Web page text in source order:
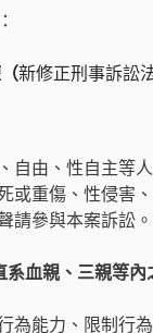
新修正刑事訴訟
自由、性自主等
或重傷、性侵害
請參與本案訴訟。
系血親、三親等
為能力、限制行